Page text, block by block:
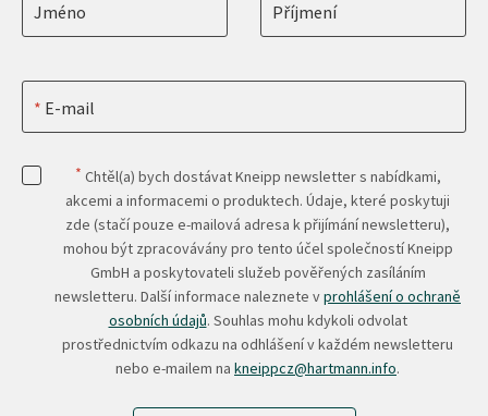
Jméno Příjmení
E-mail
* Chtěl(a) bych dostávat Kneipp newsletter s nabídkami,
akcemi a informacemi o produktech. Údaje, které poskytuji
zde (stačí pouze e-mailová adresa k přijímání newsletteru),
mohou být zpracovávány pro tento účel společností Kneipp
GmbH a poskytovateli služeb pověřených zasíláním
newsletteru. Další informace naleznete vprohlášení o ochraně
osobních údajů. Souhlas mohu kdykoli odvolat
prostřednictvím odkazu na odhlášení v každém newsletteru
nebo e-mailem na kneippcz@hartmann.info.